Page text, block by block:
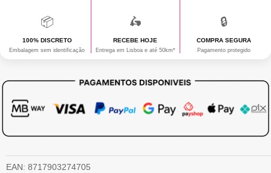
📦
100% DISCRETO
Embalagem sem identificação
🛵
RECEBE HOJE
Entrega em Lisboa e até 50km*
🔒
COMPRA SEGURA
Pagamento protegido
EAN: 8717903274705